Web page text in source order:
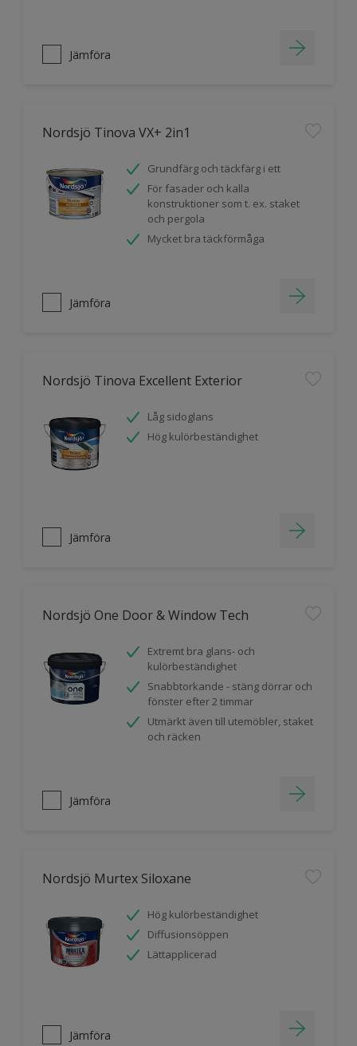
Jämföra
Nordsjö Tinova VX+ 2in1
Grundfärg och täckfärg i ett
För fasader och kalla
konstruktioner som t. ex. staket
och pergola
Mycket bra täckförmåga
Jämföra
Nordsjö Tinova Excellent Exterior
Låg sidoglans
Hög kulörbeständighet
Jämföra
Nordsjö One Door & Window Tech
Extremt bra glans- och
kulörbeständighet
Snabbtorkande - stäng dörrar och
fönster efter 2 timmar
Utmärkt även till utemöbler, staket
och räcken
Jämföra
Nordsjö Murtex Siloxane
Hög kulörbeständighet
Diffusionsöppen
Lättapplicerad
Jämföra